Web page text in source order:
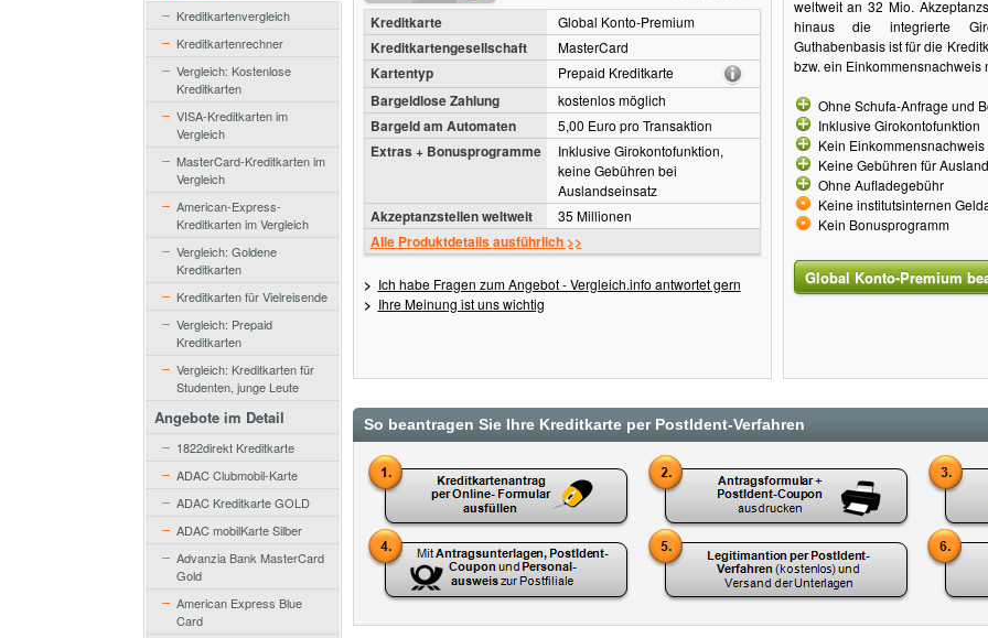
Kreditkartenvergleich
Kreditkartenrechner
Vergleich: Kostenlose
Kreditkarten
VISA-Kreditkarten im
Vergleich
MasterCard-Kreditkarten im
Vergleich
American-Express-
Kreditkarten im Vergleich
Vergleich: Goldene
Kreditkarten
Kreditkarten für Vielreisende
Vergleich: Prepaid
Kreditkarten
Vergleich: Kreditkarten für
Studenten, junge Leute
Angebote im Detail
1822direkt Kreditkarte
ADAC Clubmobil-Karte
ADAC Kreditkarte GOLD
ADAC mobilKarte Silber
Advanzia Bank MasterCard
Gold
American Express Blue
Card
Kreditkarte Global Konto-Premium
Kreditkartengesellschaft MasterCard
Kartentyp Prepaid Kreditkarte
Bargeldlose Zahlung kostenlos möglich
Bargeld am Automaten 5,00 Euro pro Transaktion
Extras + Bonusprogramme
Inklusive Girokontofunktion,
keine Gebühren bei
Auslandseinsatz
Akzeptanzstellen weltweit 35 Millionen
Alle Produktdetails ausführlich >>
> Ich habe Fragen zum Angebot - Vergleich.info antwortet gern
> Ihre Meinung ist uns wichtig
weltweit an 32 Mio.
hinaus die integrierte
Guthabenbasis ist für die
bzw. ein Einkommensnachweis
Ohne Schufa-Anfrage und
Inklusive Girokontofunktion
Kein Einkommensnachweis
Keine Gebühren für
Ohne Aufladegebühr
Keine institutsinternen
Kein Bonusprogramm
Global Konto-Premium
So beantragen Sie Ihre Kreditkarte per PostIdent-Verfahren